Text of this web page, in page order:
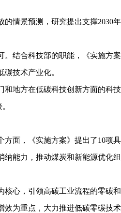
情景预测，研究提出支撑2030
结合科技部的职能，《实施方
技术产业化。
地方在低碳科技创新方面的科
面，《实施方案》提出了10项具
能力，推动煤炭和新能源优化
心，引领高碳工业流程的零碳和
为重点，大力推进低碳零碳技术